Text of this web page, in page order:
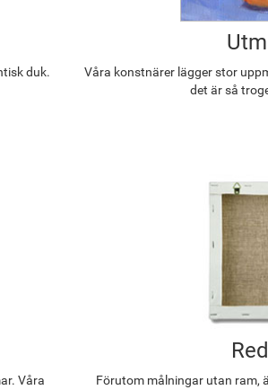
duk.
Våra konstnärer lägger stor
det är så
Våra
Förutom målningar utan ram,